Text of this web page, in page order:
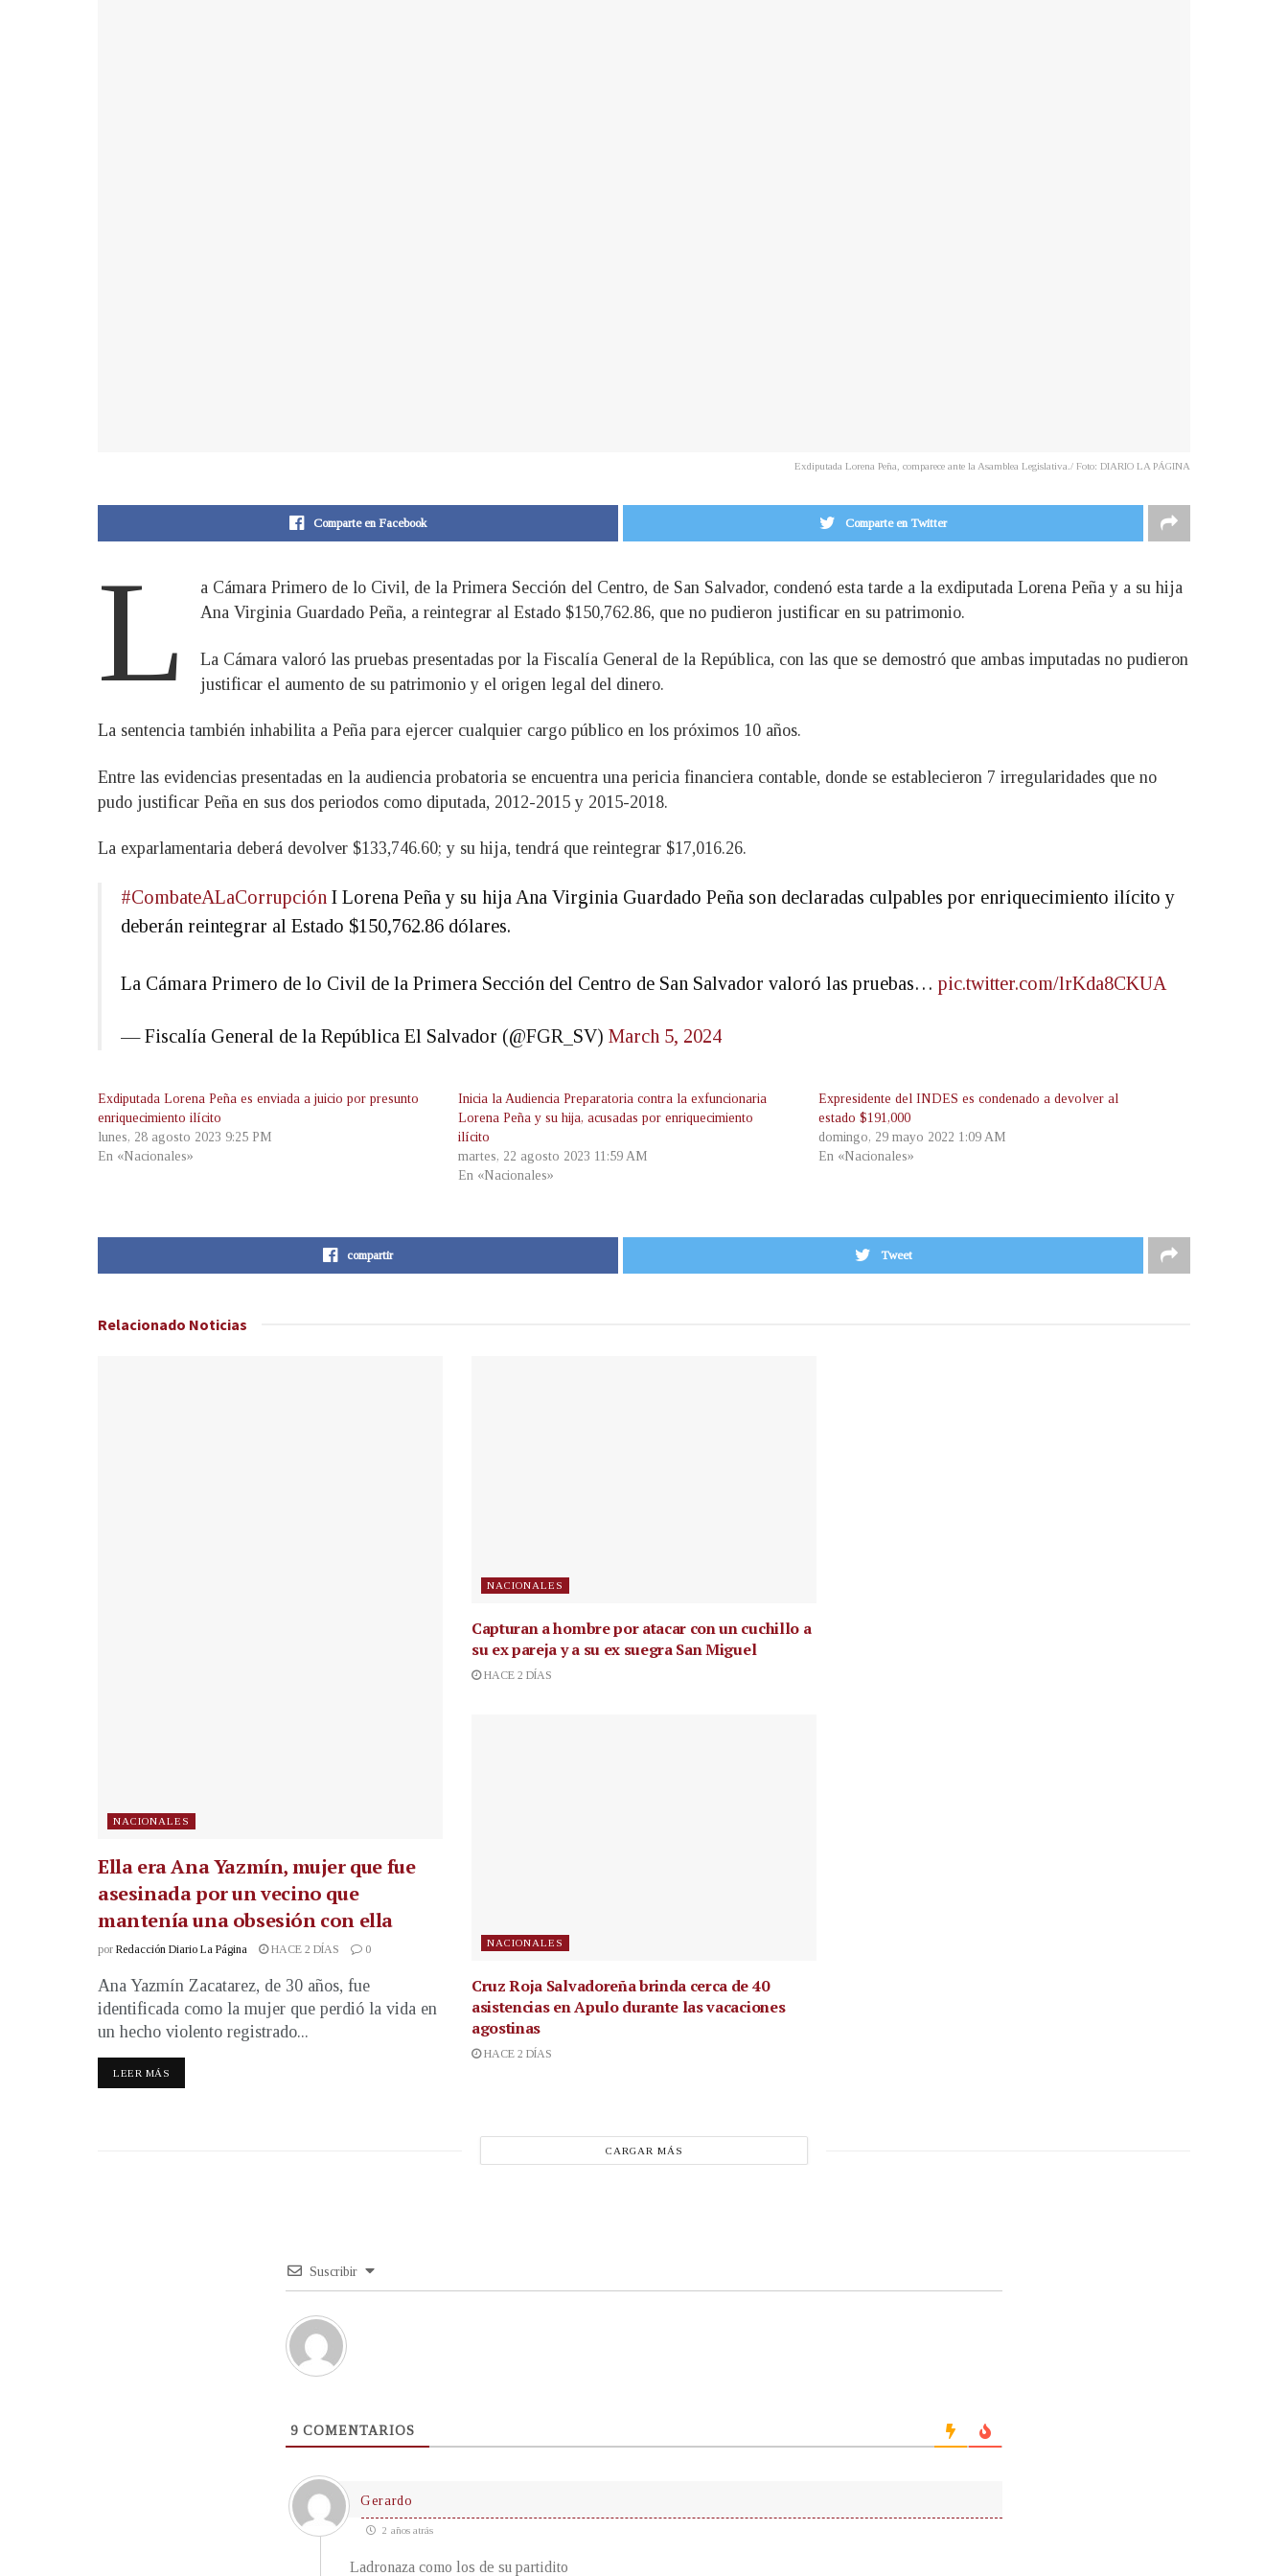
Exdiputada Lorena Peña, comparece ante la Asamblea Legislativa./ Foto: DIARIO LA PÁGINA
Comparte en Facebook Comparte en Twitter
L
a Cámara Primero de lo Civil, de la Primera Sección del Centro, de San Salvador, condenó esta tarde a la exdiputada Lorena Peña y a su hija
Ana Virginia Guardado Peña, a reintegrar al Estado $150,762.86, que no pudieron justificar en su patrimonio.
La Cámara valoró las pruebas presentadas por la Fiscalía General de la República, con las que se demostró que ambas imputadas no pudieron
justificar el aumento de su patrimonio y el origen legal del dinero.
La sentencia también inhabilita a Peña para ejercer cualquier cargo público en los próximos 10 años.
Entre las evidencias presentadas en la audiencia probatoria se encuentra una pericia financiera contable, donde se establecieron 7 irregularidades que no
pudo justificar Peña en sus dos periodos como diputada, 2012-2015 y 2015-2018.
La exparlamentaria deberá devolver $133,746.60; y su hija, tendrá que reintegrar $17,016.26.
#CombateALaCorrupción I Lorena Peña y su hija Ana Virginia Guardado Peña son declaradas culpables por enriquecimiento ilícito y
deberán reintegrar al Estado $150,762.86 dólares.
La Cámara Primero de lo Civil de la Primera Sección del Centro de San Salvador valoró las pruebas… pic.twitter.com/lrKda8CKUA
— Fiscalía General de la República El Salvador (@FGR_SV) March 5, 2024
Exdiputada Lorena Peña es enviada a juicio por presunto
enriquecimiento ilícito
lunes, 28 agosto 2023 9:25 PM
En «Nacionales»
Inicia la Audiencia Preparatoria contra la exfuncionaria
Lorena Peña y su hija, acusadas por enriquecimiento
ilícito
martes, 22 agosto 2023 11:59 AM
En «Nacionales»
Expresidente del INDES es condenado a devolver al
estado $191,000
domingo, 29 mayo 2022 1:09 AM
En «Nacionales»
compartir Tweet
Relacionado Noticias
NACIONALES
Ella era Ana Yazmín, mujer que fue
asesinada por un vecino que
mantenía una obsesión con ella
por Redacción Diario La Página HACE 2 DÍAS 0
Ana Yazmín Zacatarez, de 30 años, fue
identificada como la mujer que perdió la vida en
un hecho violento registrado...
LEER MÁS
NACIONALES
Capturan a hombre por atacar con un cuchillo a
su ex pareja y a su ex suegra San Miguel
HACE 2 DÍAS
NACIONALES
Cruz Roja Salvadoreña brinda cerca de 40
asistencias en Apulo durante las vacaciones
agostinas
HACE 2 DÍAS
CARGAR MÁS
Suscribir
9 COMENTARIOS
Gerardo
2 años atrás
Ladronaza como los de su partidito